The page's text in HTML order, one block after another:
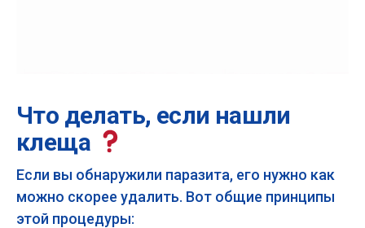
Что делать, если нашли
клеща
Если вы обнаружили паразита, его нужно как
можно скорее удалить. Вот общие принципы
этой процедуры: